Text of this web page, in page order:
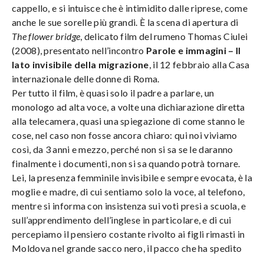
cappello, e si intuisce che è intimidito dalle riprese, come
anche le sue sorelle più grandi. È la scena di apertura di
The flower bridge, delicato film del rumeno Thomas Ciulei
(2008), presentato nell’incontro Parole e immagini – Il
lato invisibile della migrazione, il 12 febbraio alla Casa
internazionale delle donne di Roma.
Per tutto il film, è quasi solo il padre a parlare, un
monologo ad alta voce, a volte una dichiarazione diretta
alla telecamera, quasi una spiegazione di come stanno le
cose, nel caso non fosse ancora chiaro: qui noi viviamo
così, da 3 anni e mezzo, perché non si sa se le daranno
finalmente i documenti, non si sa quando potrà tornare.
Lei, la presenza femminile invisibile e sempre evocata, è la
moglie e madre, di cui sentiamo solo la voce, al telefono,
mentre si informa con insistenza sui voti presi a scuola, e
sull’apprendimento dell’inglese in particolare, e di cui
percepiamo il pensiero costante rivolto ai figli rimasti in
Moldova nel grande sacco nero, il pacco che ha spedito